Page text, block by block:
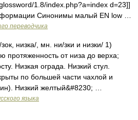
1.8/index.php?a=index d=23]]
Синонимы малый EN low …
переводчика
низка/, мн. ни/зки и низки/ 1)
от низа до верха;
Низкая ограда. Низкий стул.
по большей части чахлой и
Низкий желтый&#8230; …
языка